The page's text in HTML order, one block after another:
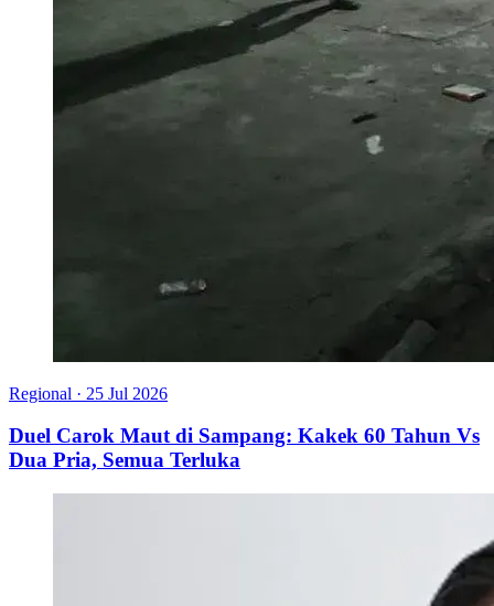
Regional · 25 Jul 2026
Duel Carok Maut di Sampang: Kakek 60 Tahun Vs
Dua Pria, Semua Terluka